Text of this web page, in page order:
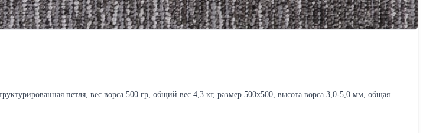
петля, вес ворса 500 гр, общий вес 4,3 кг, размер 500x500, высота ворса 3,0-5,0 мм, общая